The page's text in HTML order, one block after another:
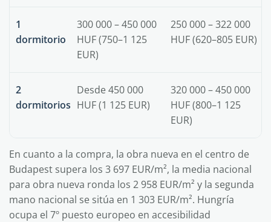
1
dormitorio
300 000 – 450 000
HUF (750–1 125
EUR)
250 000 – 322 000
HUF (620–805 EUR)
2
dormitorios
Desde 450 000
HUF (1 125 EUR)
320 000 – 450 000
HUF (800–1 125
EUR)
En cuanto a la compra, la obra nueva en el centro de
Budapest supera los 3 697 EUR/m², la media nacional
para obra nueva ronda los 2 958 EUR/m² y la segunda
mano nacional se sitúa en 1 303 EUR/m². Hungría
ocupa el 7º puesto europeo en accesibilidad